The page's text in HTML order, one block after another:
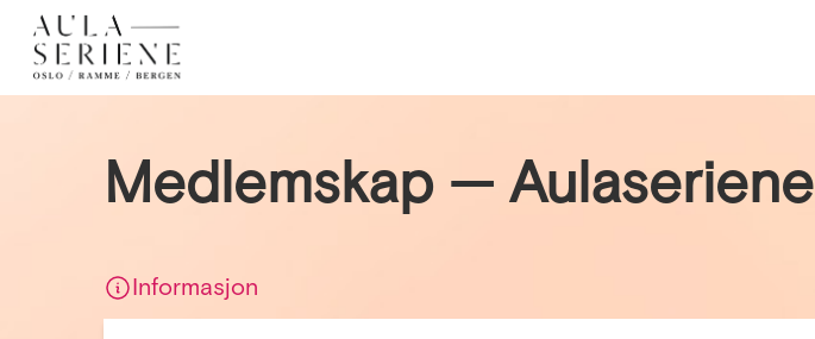
Medlemskap — Aulaseriene
Informasjon